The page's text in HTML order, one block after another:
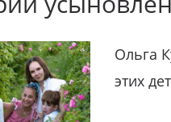
Ольга
этих